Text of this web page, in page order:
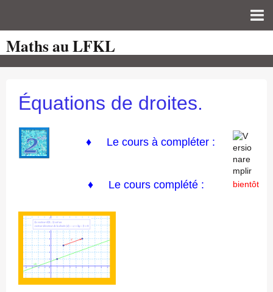
Page d'accueil
Pour les Profs
auto-évaluations
TICE
Sujets de bac
Programmes officiels
Orientation
Maths au LFKL
Équations de droites.
♦ Le cours à compléter :
♦ Le cours complété : bientôt